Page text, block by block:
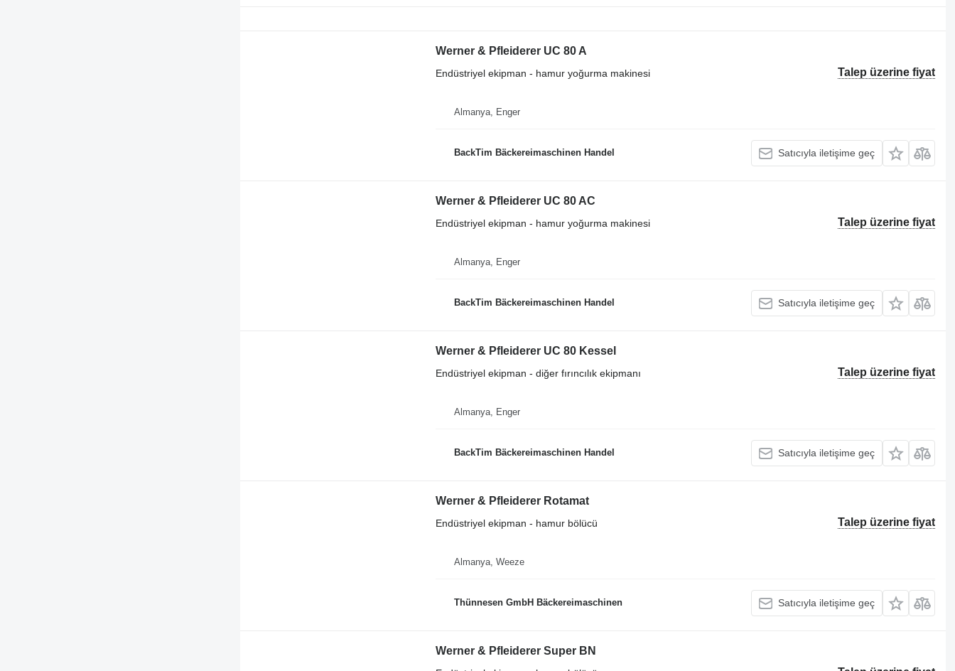
Werner & Pfleiderer UC 80 A
Talep üzerine fiyat
Endüstriyel ekipman - hamur yoğurma makinesi
Almanya, Enger
BackTim Bäckereimaschinen Handel Satıcıyla iletişime geç
Werner & Pfleiderer UC 80 AC
Talep üzerine fiyat
Endüstriyel ekipman - hamur yoğurma makinesi
Almanya, Enger
BackTim Bäckereimaschinen Handel Satıcıyla iletişime geç
Werner & Pfleiderer UC 80 Kessel
Talep üzerine fiyat
Endüstriyel ekipman - diğer fırıncılık ekipmanı
Almanya, Enger
BackTim Bäckereimaschinen Handel Satıcıyla iletişime geç
Werner & Pfleiderer Rotamat
Talep üzerine fiyat
Endüstriyel ekipman - hamur bölücü
Almanya, Weeze
Thünnesen GmbH Bäckereimaschinen Satıcıyla iletişime geç
Werner & Pfleiderer Super BN